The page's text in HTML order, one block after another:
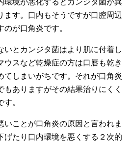
ます。口内もそうですが口腔周辺
が口角炎です。
いとカンジタ菌はより肌に付着し
ウスなど乾燥症の方は口唇も乾き
てしまいがちです。それが口角炎
もありますがその結果治りにくく
。
いことが口角炎の原因と言われま
げたり口内環境を悪くする２次的